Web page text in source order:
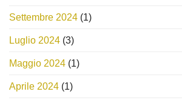
Settembre 2024 (1)
Luglio 2024 (3)
Maggio 2024 (1)
Aprile 2024 (1)